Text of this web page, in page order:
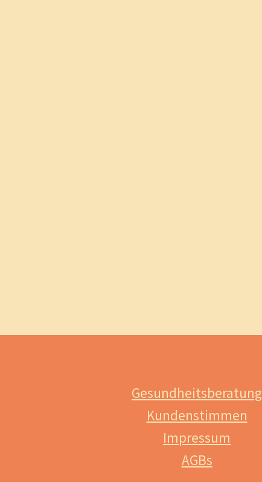
Gesundheitsberatung
Kundenstimmen
Impressum
AGBs